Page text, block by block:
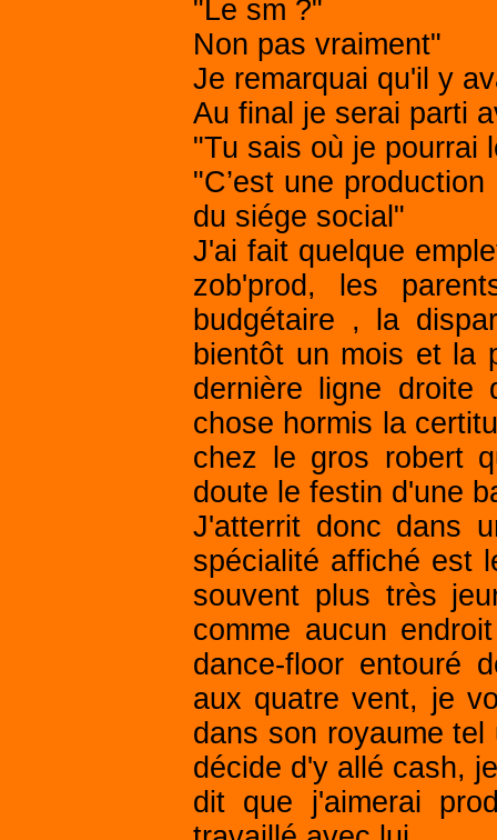
"Le sm ?"
Non pas vraiment"
Je remarquai qu'il y
Au final je serai parti
"Tu sais où je pourrai
"C’est une
du siége social"
J'ai fait quelque
zob'prod, les
budgétaire , la
bientôt un mois et la
dernière ligne
chose hormis la
chez le gros robert
doute le festin d'une
J'atterrit donc dans
spécialité affiché est
souvent plus très
comme aucun
dance-floor entouré
aux quatre vent, je
dans son royaume
décide d'y allé cash,
dit que j'aimerai